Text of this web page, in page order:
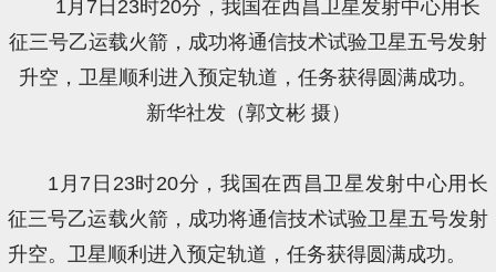
1月7日23时20分，我国在西昌卫星发射中心用长
征三号乙运载火箭，成功将通信技术试验卫星五号发射
升空，卫星顺利进入预定轨道，任务获得圆满成功。
新华社发（郭文彬 摄）
1月7日23时20分，我国在西昌卫星发射中心用长
征三号乙运载火箭，成功将通信技术试验卫星五号发射
升空。卫星顺利进入预定轨道，任务获得圆满成功。